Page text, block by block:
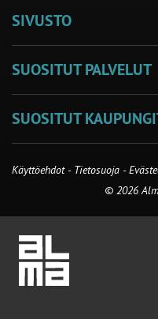
SIVUSTO
SUOSITUT PALVELUT
SUOSITUT
Käyttöehdot - Tietosuoja -
© 2026